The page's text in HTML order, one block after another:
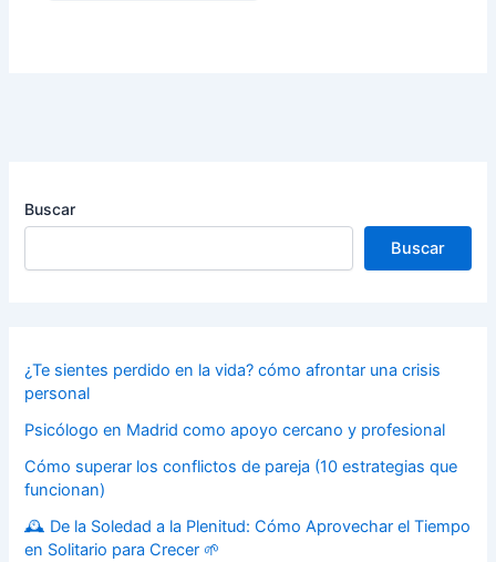
Buscar
Buscar
¿Te sientes perdido en la vida? cómo afrontar una crisis
personal
Psicólogo en Madrid como apoyo cercano y profesional
Cómo superar los conflictos de pareja (10 estrategias que
funcionan)
🕰️ De la Soledad a la Plenitud: Cómo Aprovechar el Tiempo
en Solitario para Crecer 🌱